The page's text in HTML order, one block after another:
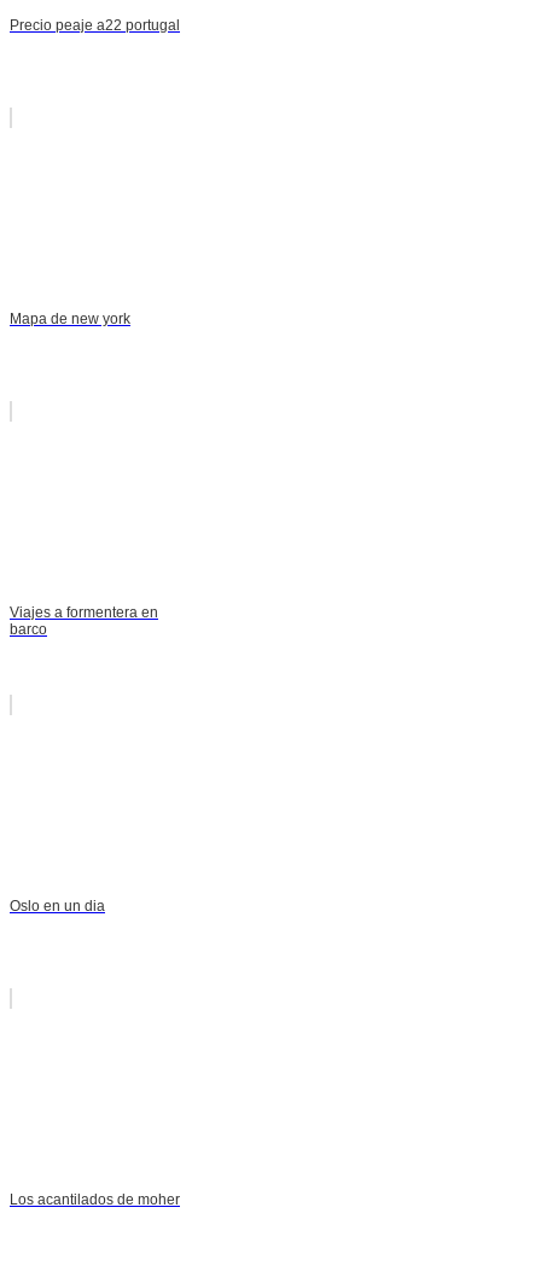
Precio peaje a22 portugal
Mapa de new york
Viajes a formentera en
barco
Oslo en un dia
Los acantilados de moher